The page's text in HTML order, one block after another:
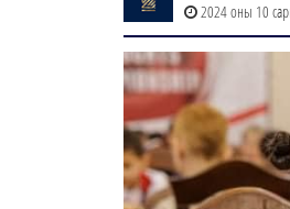
2024 оны 10